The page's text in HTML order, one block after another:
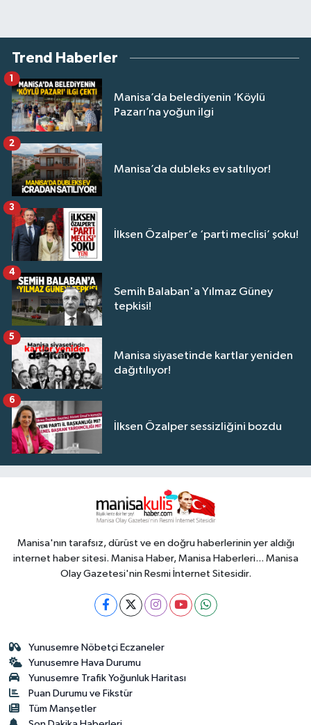
Trend Haberler
Manisa’da belediyenin ‘Köylü
Pazarı’na yoğun ilgi
1
Manisa’da dubleks ev satılıyor!
2
İlksen Özalper’e ‘parti meclisi’ şoku!
3
Semih Balaban'a Yılmaz Güney
tepkisi!
4
Manisa siyasetinde kartlar yeniden
dağıtılıyor!
5
İlksen Özalper sessizliğini bozdu
6
Manisa'nın tarafsız, dürüst ve en doğru haberlerinin yer aldığı
internet haber sitesi. Manisa Haber, Manisa Haberleri... Manisa
Olay Gazetesi'nin Resmi İnternet Sitesidir.
Yunusemre Nöbetçi Eczaneler
Yunusemre Hava Durumu
Yunusemre Trafik Yoğunluk Haritası
Puan Durumu ve Fikstür
Tüm Manşetler